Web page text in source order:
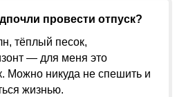
провести отпуск?
тёплый песок,
— для меня это
Можно никуда не спешить и
жизнью.